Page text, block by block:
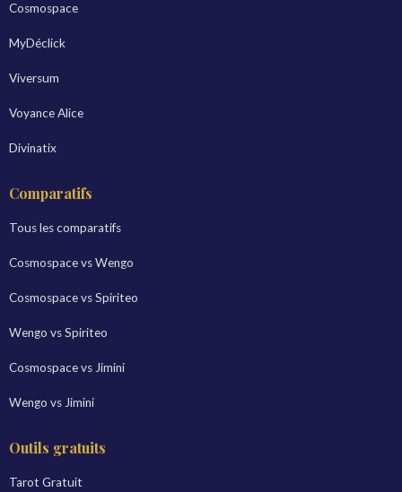
Cosmospace
MyDéclick
Viversum
Voyance Alice
Divinatix
Comparatifs
Tous les comparatifs
Cosmospace vs Wengo
Cosmospace vs Spiriteo
Wengo vs Spiriteo
Cosmospace vs Jimini
Wengo vs Jimini
Outils gratuits
Tarot Gratuit